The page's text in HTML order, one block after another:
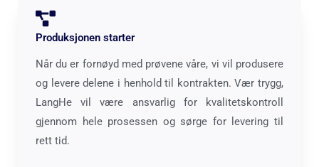
Produksjonen starter
Når du er fornøyd med prøvene våre, vi vil produsere
og levere delene i henhold til kontrakten. Vær trygg,
LangHe vil være ansvarlig for kvalitetskontroll
gjennom hele prosessen og sørge for levering til
rett tid.